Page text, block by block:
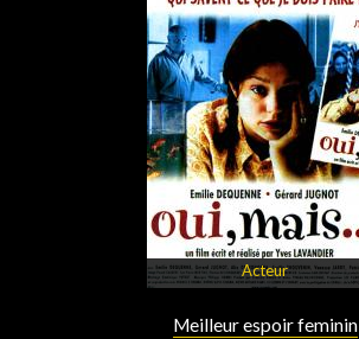
Acteur
Meilleur espoir feminin